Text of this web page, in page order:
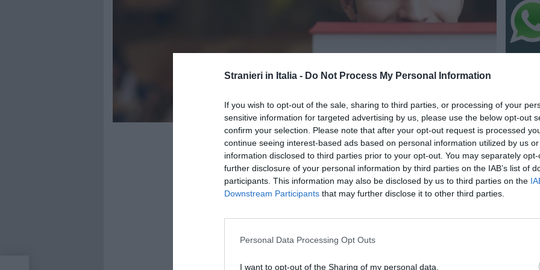
Stranieri in Italia - Do Not Process My Personal Information
If you wish to opt-out of the sale, sharing to third parties, or processing of your
sensitive information for targeted advertising by us, please use the below opt-out
confirm your selection. Please note that after your opt-out request is processed
continue seeing interest-based ads based on personal information utilized by us
information disclosed to third parties prior to your opt-out. You may separately
further disclosure of your personal information by third parties on the IAB’s list of
participants. This information may also be disclosed by us to third parties on the
Downstream Participants that may further disclose it to other third parties.
Personal Data Processing Opt Outs
I want to opt-out of the Sharing of my personal data.
“Fari
posto
4